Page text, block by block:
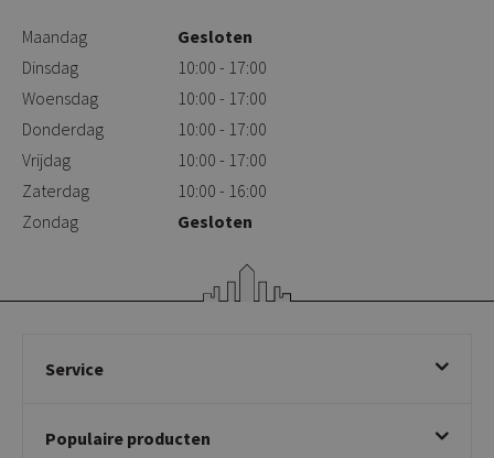
Maandag
Gesloten
Dinsdag
10:00 - 17:00
Woensdag
10:00 - 17:00
Donderdag
10:00 - 17:00
Vrijdag
10:00 - 17:00
Zaterdag
10:00 - 16:00
Zondag
Gesloten
Service
Betalen & annuleren
Populaire producten